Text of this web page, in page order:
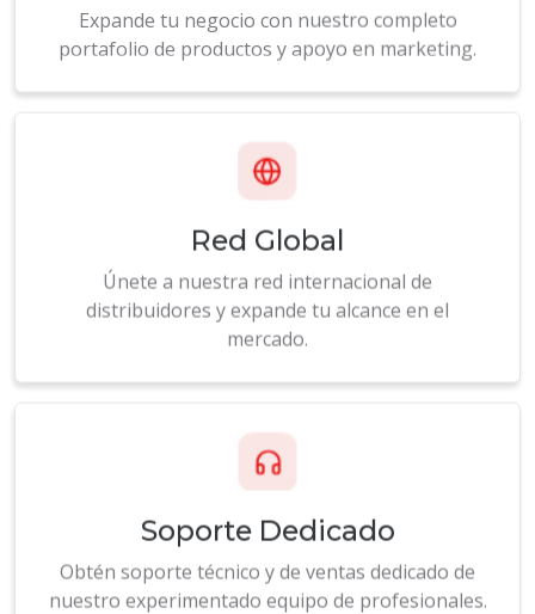
Red Global
Únete a nuestra red internacional de
distribuidores y expande tu alcance en el
mercado.
Soporte Dedicado
Obtén soporte técnico y de ventas dedicado de
nuestro experimentado equipo de profesionales.